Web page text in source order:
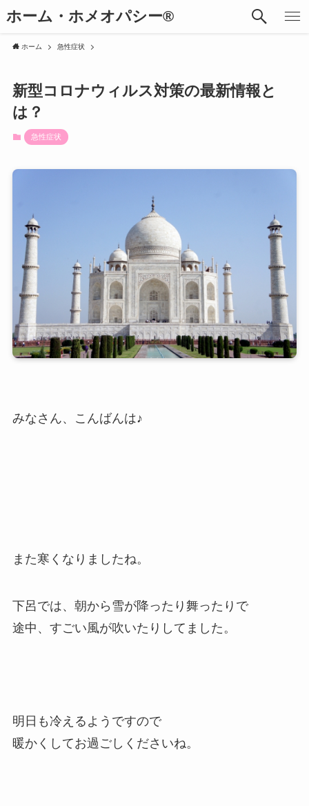
ホーム・ホメオパシー®︎
ホーム 急性症状
新型コロナウィルス対策の最新情報と
は？
急性症状
みなさん、こんばんは♪
また寒くなりましたね。
下呂では、朝から雪が降ったり舞ったりで
途中、すごい風が吹いたりしてました。
明日も冷えるようですので
暖かくしてお過ごしくださいね。